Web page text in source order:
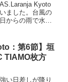
Kyoto
ました。台風の
からの雨で水を
た。首位を走...
：第6節】垣
TIAMO枚方
い日差しが降り